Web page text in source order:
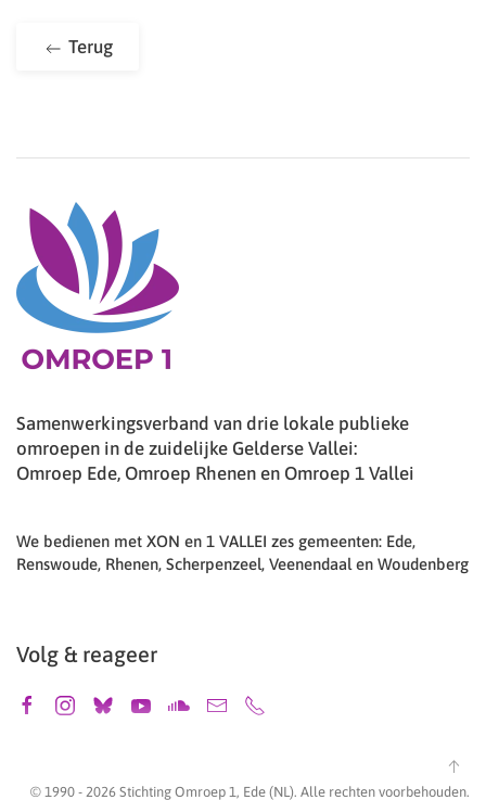
Terug
Samenwerkingsverband van drie lokale publieke
omroepen in de zuidelijke Gelderse Vallei:
Omroep Ede, Omroep Rhenen en Omroep 1 Vallei
We bedienen met XON en 1 VALLEI zes gemeenten: Ede,
Renswoude, Rhenen, Scherpenzeel, Veenendaal en Woudenberg
Volg & reageer
© 1990 - 2026 Stichting Omroep 1, Ede (NL). Alle rechten voorbehouden.